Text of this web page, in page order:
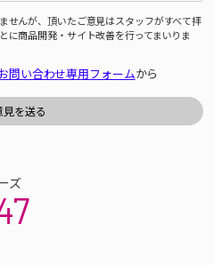
せんが、頂いたご意見はスタッフがすべて拝
に商品開発・サイト改善を行ってまいりま
問い合わせ専用フォームから
ズ